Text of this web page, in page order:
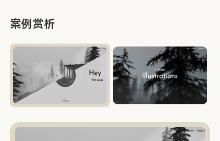
案例赏析